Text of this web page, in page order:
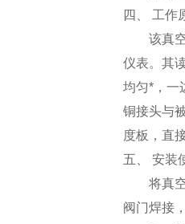
四、 工作
该真空
仪表。其
均匀*，一
铜接头与
度板，直
五、 安装
将真空
阀门焊接